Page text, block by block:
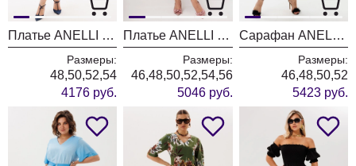
Платье ANELLI LAUREL 1882 английский сад
Размеры:
48,50,52,54
4176 руб.
Платье ANELLI LAUREL 1796 голубая волна
Размеры:
46,48,50,52,54,56
5046 руб.
Сарафан ANELLI LAUREL 1889 черный элегантный
Размеры:
46,48,50,52
5423 руб.